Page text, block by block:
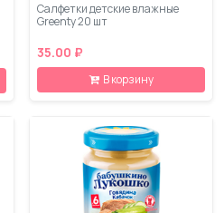
Салфетки детские влажные
Greenty 20 шт
35.00 ₽
В корзину